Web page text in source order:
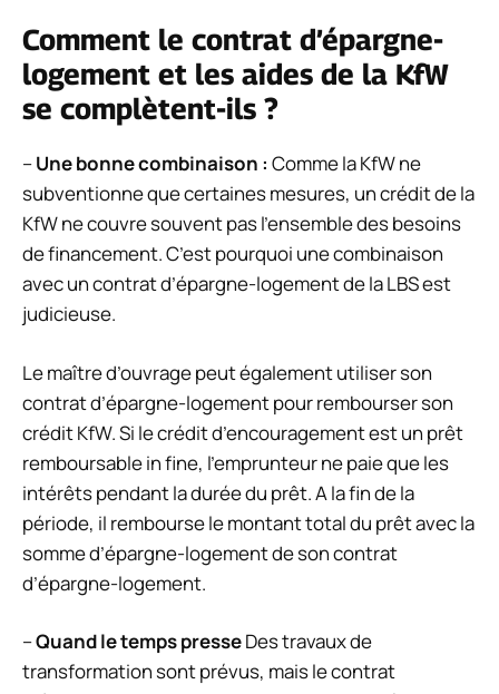
Comment le contrat d’épargne-
logement et les aides de la KfW
se complètent-ils ?
–Une bonne combinaison : Comme la KfW ne
subventionne que certaines mesures, un crédit de la
KfW ne couvre souvent pas l’ensemble des besoins
de financement. C’est pourquoi une combinaison
avec un contrat d’épargne-logement de la LBS est
judicieuse.
Le maître d’ouvrage peut également utiliser son
contrat d’épargne-logement pour rembourser son
crédit KfW. Si le crédit d’encouragement est un prêt
remboursable in fine, l’emprunteur ne paie que les
intérêts pendant la durée du prêt. A la fin de la
période, il rembourse le montant total du prêt avec la
somme d’épargne-logement de son contrat
d’épargne-logement.
–Quand le temps presseDes travaux de
transformation sont prévus, mais le contrat